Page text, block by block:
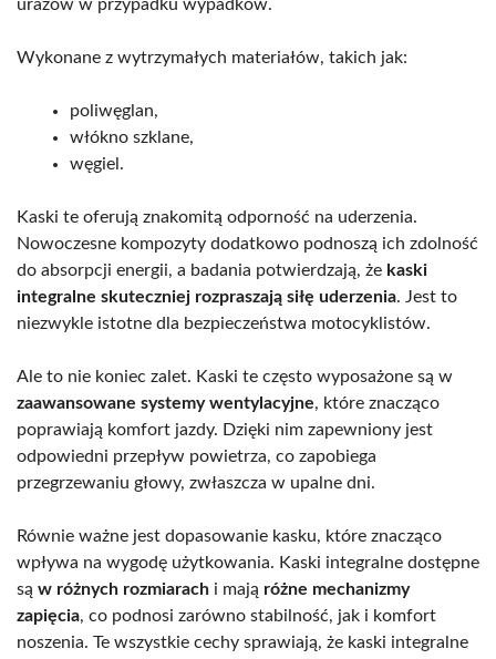
urazów w przypadku wypadków.
Wykonane z wytrzymałych materiałów, takich jak:
poliwęglan,
włókno szklane,
węgiel.
Kaski te oferują znakomitą odporność na uderzenia.
Nowoczesne kompozyty dodatkowo podnoszą ich zdolność
do absorpcji energii, a badania potwierdzają, że kaski
integralne skuteczniej rozpraszają siłę uderzenia. Jest to
niezwykle istotne dla bezpieczeństwa motocyklistów.
Ale to nie koniec zalet. Kaski te często wyposażone są w
zaawansowane systemy wentylacyjne, które znacząco
poprawiają komfort jazdy. Dzięki nim zapewniony jest
odpowiedni przepływ powietrza, co zapobiega
przegrzewaniu głowy, zwłaszcza w upalne dni.
Równie ważne jest dopasowanie kasku, które znacząco
wpływa na wygodę użytkowania. Kaski integralne dostępne
są w różnych rozmiarach i mają różne mechanizmy
zapięcia, co podnosi zarówno stabilność, jak i komfort
noszenia. Te wszystkie cechy sprawiają, że kaski integralne